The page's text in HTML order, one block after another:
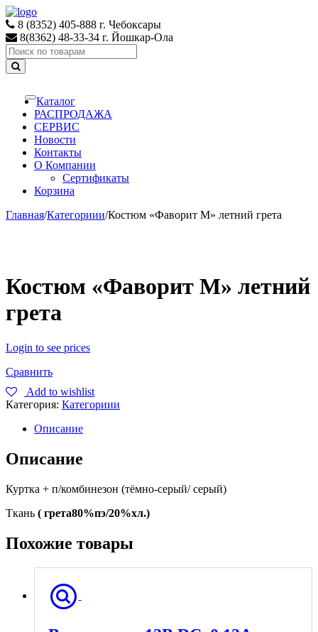
Skip
to
navigation
Skip
to
content
8 (8352) 405-888 г. Чебоксары
8(8362) 48-33-34 г. Йошкар-Ола
Search
for:
Toggle
navigation
Каталог
РАСПРОДАЖА
СЕРВИС
Новости
Контакты
О Компании
Сертификаты
Корзина
Главная/Категориии/Костюм «Фаворит М» летний грета
Костюм «Фаворит М» летний
грета
Login to see prices
Сравнить
Add to wishlist
Категория: Категориии
Описание
Описание
Куртка + п/комбинезон (тёмно-серый/ серый)
Ткань ( грета80%пэ/20%хл.)
Похожие товары